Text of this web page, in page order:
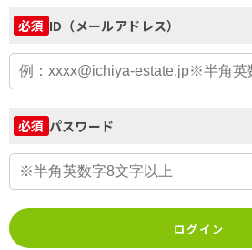
必須 ID（メールアドレス）
必須 パスワード
ログイン